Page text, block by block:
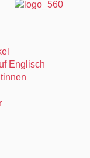
Englisch